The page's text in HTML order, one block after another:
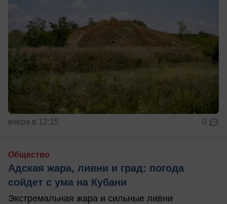
вчера в 12:15 0
Общество
Адская жара, ливни и град: погода
сойдет с ума на Кубани
Экстремальная жара и сильные ливни